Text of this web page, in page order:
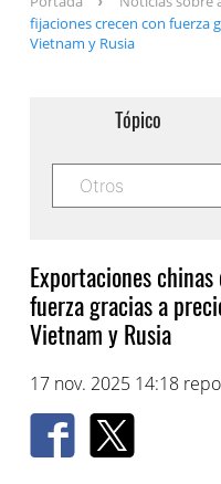
fijaciones crecen con fuerza
Vietnam y Rusia
Tópico
Exportaciones
fuerza gracias a
Vietnam y Rusia
17 nov. 2025 14:18